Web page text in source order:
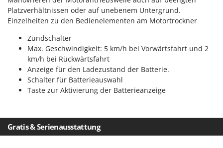
Spiralmac
Spring Protezione
Spyro
Stanley
Stiga
Stocker
Sunseeker
T
Tecla
TecnoGen
Platzverhältnissen oder auf unebenem Untergrund.
Einzelheiten zu den Bedienelementen am Motortrockner
Zündschalter
Max. Geschwindigkeit: 5 km/h bei Vorwärtsfahrt und 2
km/h bei Rückwärtsfahrt
Anzeige für den Ladezustand der Batterie.
Schalter für Batterieauswahl
Taste zur Aktivierung der Batterieanzeige
Gratis & Serienausstattung